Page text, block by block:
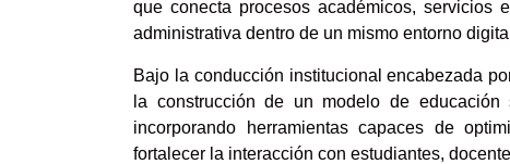
que conecta procesos académicos, servicios
administrativa dentro de un mismo entorno
Bajo la conducción institucional encabezada
la construcción de un modelo de
incorporando herramientas capaces de
fortalecer la interacción con estudiantes,